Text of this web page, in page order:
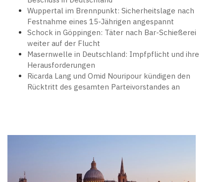
Wuppertal im Brennpunkt: Sicherheitslage nach
Festnahme eines 15-Jährigen angespannt
Schock in Göppingen: Täter nach Bar-Schießerei
weiter auf der Flucht
Masernwelle in Deutschland: Impfpflicht und ihre
Herausforderungen
Ricarda Lang und Omid Nouripour kündigen den
Rücktritt des gesamten Parteivorstandes an